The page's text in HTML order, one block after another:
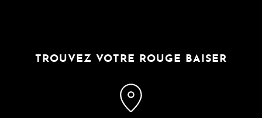
TROUVEZ VOTRE ROUGE BAISER